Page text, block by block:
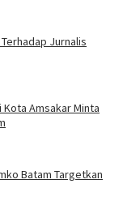
Jurnalis
Kota Amsakar Minta
Batam Targetkan